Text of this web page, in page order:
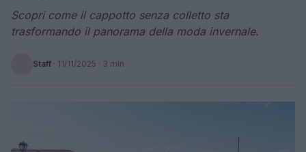
Scopri come il cappotto senza colletto sta
trasformando il panorama della moda invernale.
Staff · 11/11/2025 · 3 min